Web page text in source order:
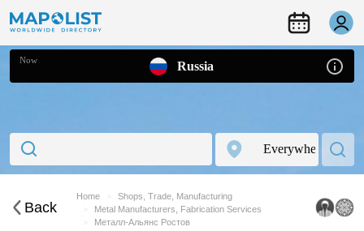
Now Russia
Back
Home
Shops, Trade, Manufacturing
Metal Manufacturers, Fabrication Services
Металл-Альянс Ростов